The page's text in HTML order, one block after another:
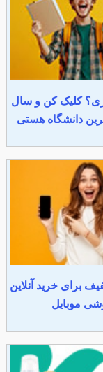
کلیک کن و سال
دانشگاه هستی
برای خرید آنلاین
موبایل